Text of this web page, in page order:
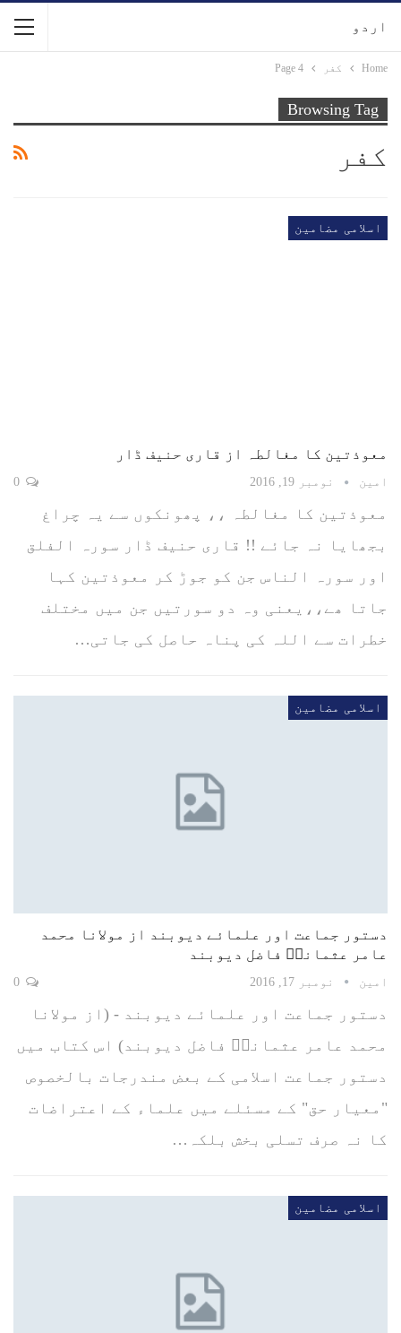
اردو
Home کفر Page 4
Browsing Tag
کفر
اسلامی مضامین
معوذتین کا مغالطہ از قاری حنیف ڈار
امین نومبر 19, 2016
معوذتین کا مغالطہ ،، پھونکوں سے یہ چراغ
بجھایا نہ جائے !! قاری حنیف ڈار سورہ الفلق
اور سورہ الناس جن کو جوڑ کر معوذتین کہا
جاتا ھے،،یعنی وہ دو سورتیں جن میں مختلف
خطرات سے اللہ کی پناہ حاصل کی جاتی…
اسلامی مضامین
دستور جماعت اور علمائے دیوبند از مولانا محمد
عامر عثمانیؒ فاضل دیوبند
امین نومبر 17, 2016
دستور جماعت اور علمائے دیوبند - (از مولانا
محمد عامر عثمانیؒ فاضل دیوبند) اس کتاب میں
دستور جماعت اسلامی کے بعض مندرجات بالخصوص
"معیار حق" کے مسئلے میں علماء کے اعتراضات
کا نہ صرف تسلی بخش بلکہ…
اسلامی مضامین